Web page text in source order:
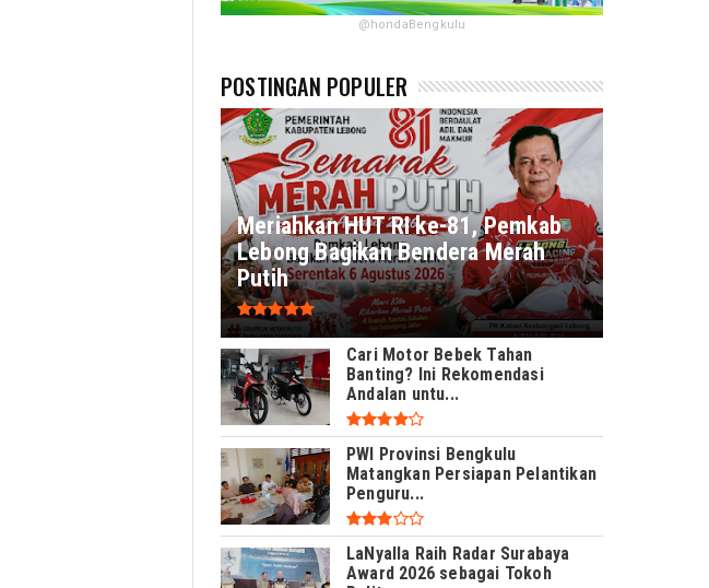
@hondaBengkulu
POSTINGAN POPULER
Meriahkan HUT RI ke-81, Pemkab
Lebong Bagikan Bendera Merah
Putih
Cari Motor Bebek Tahan
Banting? Ini Rekomendasi
Andalan untu...
PWI Provinsi Bengkulu
Matangkan Persiapan Pelantikan
Penguru...
LaNyalla Raih Radar Surabaya
Award 2026 sebagai Tokoh